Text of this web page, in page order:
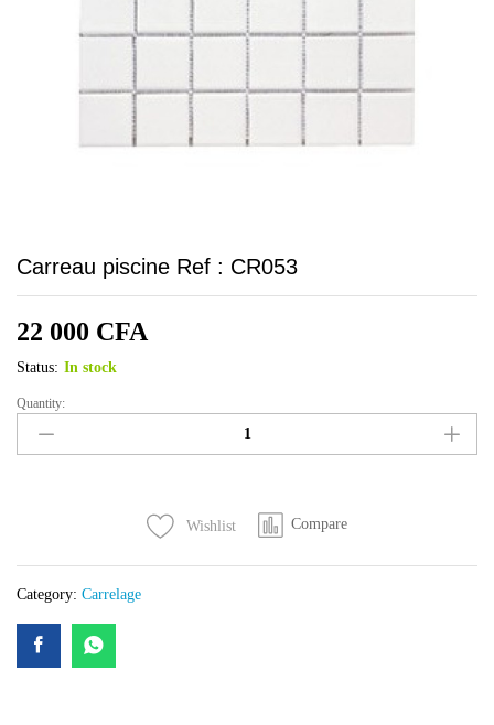
Carreau piscine Ref : CR053
22 000 CFA
Status: In stock
Carreau
piscine
Ref
Quantity:
Wishlist Compare
Category: Carrelage